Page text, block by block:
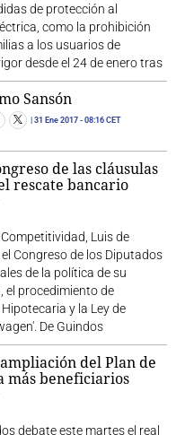
de protección al
como la prohibición
a los usuarios de
desde el 24 de enero tras
Sansón
31 Ene 2017 - 08:16 CET
de las cláusulas
rescate bancario
Luis de
Congreso de los Diputados
de la política de su
procedimiento de
y la Ley de
De Guindos
del Plan de
más beneficiarios
debate este martes el real